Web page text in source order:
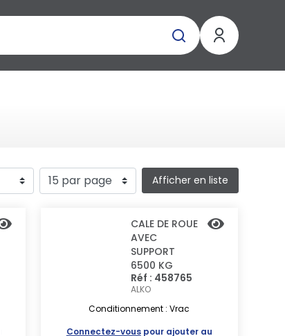
Afficher en liste
CALE DE ROUE
AVEC
SUPPORT
6500 KG
Réf : 458765
ALKO
Conditionnement : Vrac
Connectez-vouspour ajouter au